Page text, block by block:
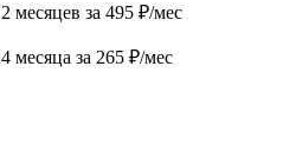
месяцев за 495 ₽/мес
месяца за 265 ₽/мес